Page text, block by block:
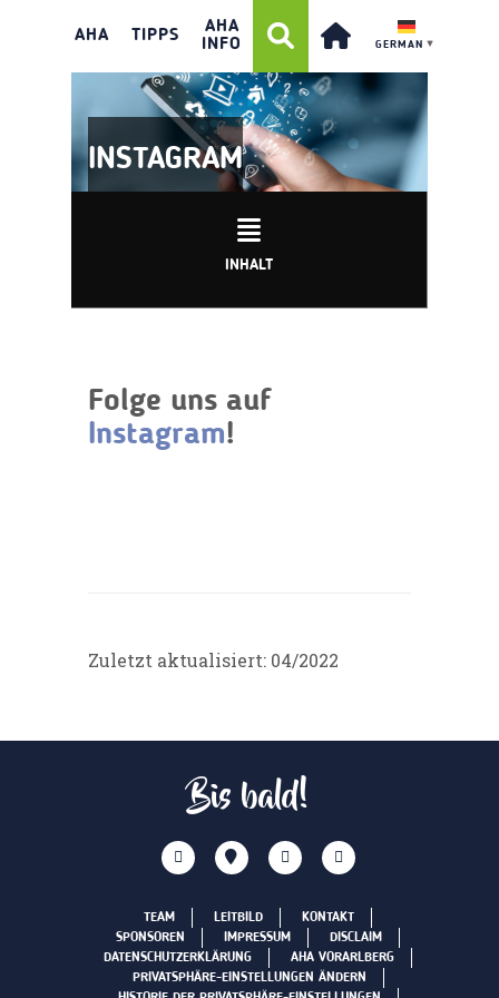
AHA TIPPS
AHA
INFO
GERMAN ▼
INSTAGRAM
INHALT
Folge uns auf
Instagram!
Zuletzt aktualisiert: 04/2022
Bis bald!
TEAM LEITBILD
KONTAKT
SPONSOREN
IMPRESSUM
DISCLAIM
DATENSCHUTZERKLÄRUNG
AHA VORARLBERG
PRIVATSPHÄRE-EINSTELLUNGEN ÄNDERN